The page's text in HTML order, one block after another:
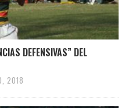
DEFENSIVAS” DEL
2018